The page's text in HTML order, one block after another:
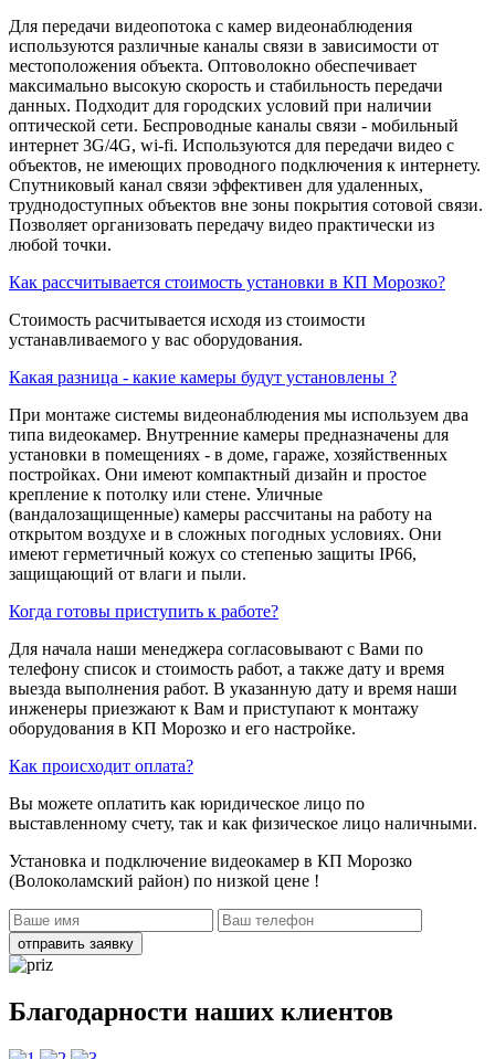
Для передачи видеопотока с камер видеонаблюдения
используются различные каналы связи в зависимости от
местоположения объекта. Оптоволокно обеспечивает
максимально высокую скорость и стабильность передачи
данных. Подходит для городских условий при наличии
оптической сети. Беспроводные каналы связи - мобильный
интернет 3G/4G, wi-fi. Используются для передачи видео с
объектов, не имеющих проводного подключения к интернету.
Спутниковый канал связи эффективен для удаленных,
труднодоступных объектов вне зоны покрытия сотовой связи.
Позволяет организовать передачу видео практически из
любой точки.
Как рассчитывается стоимость установки в КП Морозко?
Стоимость расчитывается исходя из стоимости
устанавливаемого у вас оборудования.
Какая разница - какие камеры будут установлены ?
При монтаже системы видеонаблюдения мы используем два
типа видеокамер. Внутренние камеры предназначены для
установки в помещениях - в доме, гараже, хозяйственных
постройках. Они имеют компактный дизайн и простое
крепление к потолку или стене. Уличные
(вандалозащищенные) камеры рассчитаны на работу на
открытом воздухе и в сложных погодных условиях. Они
имеют герметичный кожух со степенью защиты IP66,
защищающий от влаги и пыли.
Когда готовы приступить к работе?
Для начала наши менеджера согласовывают с Вами по
телефону список и стоимость работ, а также дату и время
выезда выполнения работ. В указанную дату и время наши
инженеры приезжают к Вам и приступают к монтажу
оборудования в КП Морозко и его настройке.
Как происходит оплата?
Вы можете оплатить как юридическое лицо по
выставленному счету, так и как физическое лицо наличными.
Установка и подключение видеокамер в КП Морозко
(Волоколамский район) по низкой цене !
отправить заявку
Благодарности наших клиентов